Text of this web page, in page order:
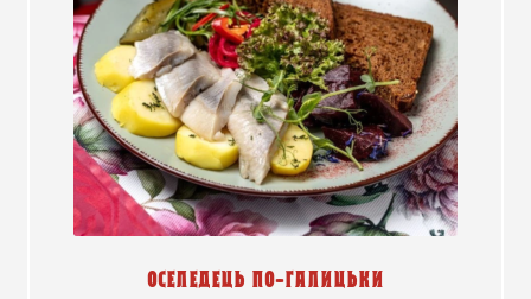
ОСЕЛЕДЕЦЬ ПО-ГАЛИЦЬКИ